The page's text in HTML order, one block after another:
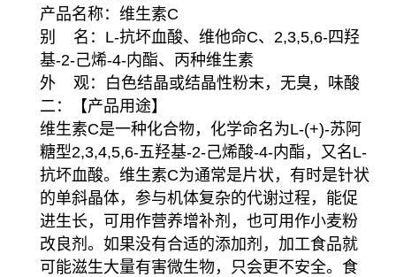
产品名称：维生素C
别 名：L-抗坏血酸、维他命C、2,3,5,6-四羟
基-2-己烯-4-内酯、丙种维生素
外 观：白色结晶或结晶性粉末，无臭，味酸
二：【产品用途】
维生素C是一种化合物，化学命名为L-(+)-苏阿
糖型2,3,4,5,6-五羟基-2-己烯酸-4-内酯，又名L-
抗坏血酸。 维生素C为通常是片状，有时是针状
的单斜晶体，参与机体复杂的代谢过程，能促
进生长，可用作营养增补剂，也可用作小麦粉
改良剂。如果没有合适的添加剂，加工食品就
可能滋生大量有害微生物，只会更不安全。食